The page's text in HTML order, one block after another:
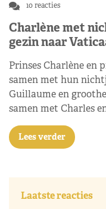
10 reacties
Charlène met
gezin naar
Prinses Charlène en
samen met hun
Guillaume en
samen met Charles
Lees verder
Laatste reacties